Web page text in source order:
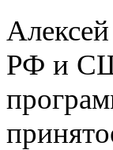
РФ и